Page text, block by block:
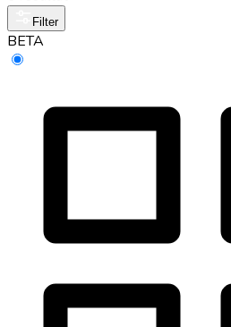
Filter
BETA